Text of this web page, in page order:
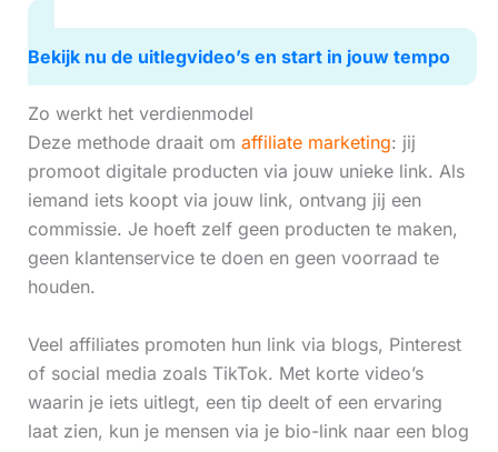
Bekijk nu de uitlegvideo’s en start in jouw tempo
Zo werkt het verdienmodel
Deze methode draait om affiliate marketing: jij
promoot digitale producten via jouw unieke link. Als
iemand iets koopt via jouw link, ontvang jij een
commissie. Je hoeft zelf geen producten te maken,
geen klantenservice te doen en geen voorraad te
houden.
Veel affiliates promoten hun link via blogs, Pinterest
of social media zoals TikTok. Met korte video’s
waarin je iets uitlegt, een tip deelt of een ervaring
laat zien, kun je mensen via je bio-link naar een blog